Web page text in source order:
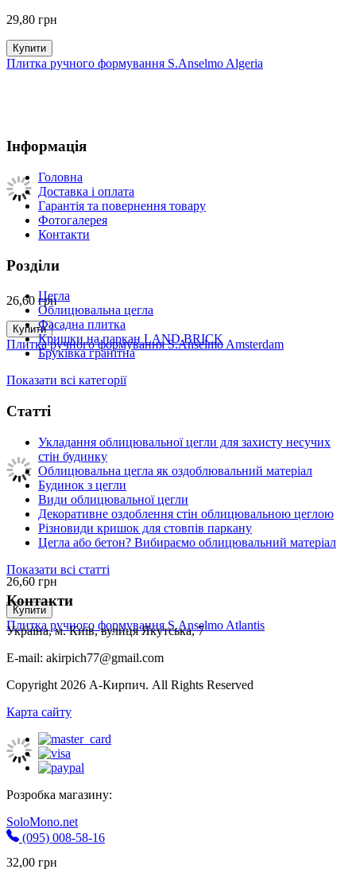
29,80 грн
Купити
Плитка ручного формування S.Anselmo Algeria
26,60 грн
Купити
Плитка ручного формування S.Anselmo Amsterdam
26,60 грн
Купити
Плитка ручного формування S.Anselmo Atlantis
32,00 грн
Інформація
Головна
Доставка і оплата
Гарантія та повернення товару
Фотогалерея
Контакти
Розділи
Цегла
Облицювальна цегла
Фасадна плитка
Кришки на паркан LAND BRICK
Бруківка гранітна
Показати всі категорії
Статті
Укладання облицювальної цегли для захисту несучих
стін будинку
Облицювальна цегла як оздоблювальний матеріал
Будинок з цегли
Види облицювальної цегли
Декоративне оздоблення стін облицювальною цеглою
Різновиди кришок для стовпів паркану
Цегла або бетон? Вибираємо облицювальний матеріал
Показати всі статті
Контакти
Україна, м. Київ, вулиця Якутська, 7
E-mail: akirpich77@gmail.com
Copyright 2026 А-Кирпич. All Rights Reserved
Карта сайту
Розробка магазину:
SoloMono.net
(095) 008-58-16